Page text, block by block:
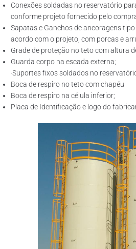
Conexões soldadas no reservatório
conforme projeto fornecido pelo
Sapatas e Ganchos de ancoragens
acordo com o projeto, com porcas e
Grade de proteção no teto com altura
Guarda corpo na escada externa;
·Suportes fixos soldados no
Boca de respiro no teto com chapéu
Boca de respiro na célula inferior;
Placa de Identificação e logo do